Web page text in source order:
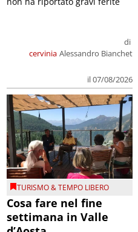
cervinia
di
Alessandro Bianchet
il 07/08/2026
TURISMO & TEMPO LIBERO
Cosa fare nel fine
settimana in Valle